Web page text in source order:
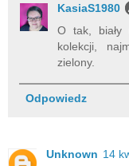
KasiaS1980
O tak, biały
kolekcji,
zielony.
Odpowiedz
Unknown 14